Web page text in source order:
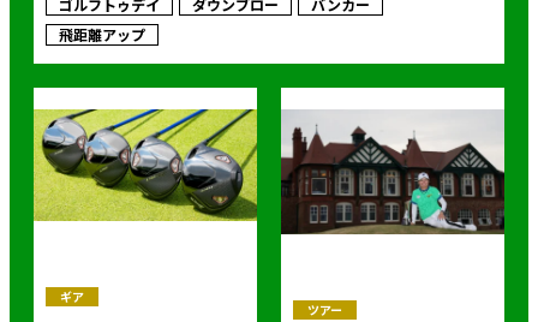
飛距離アップ
ギア
ツアー